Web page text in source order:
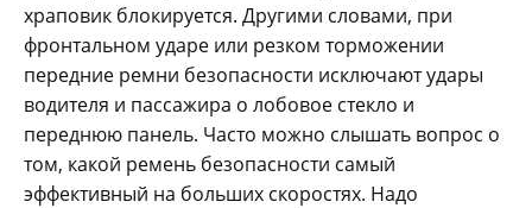
храповик блокируется. Другими словами, при
фронтальном ударе или резком торможении
передние ремни безопасности исключают удары
водителя и пассажира о лобовое стекло и
переднюю панель. Часто можно слышать вопрос о
том, какой ремень безопасности самый
эффективный на больших скоростях. Надо